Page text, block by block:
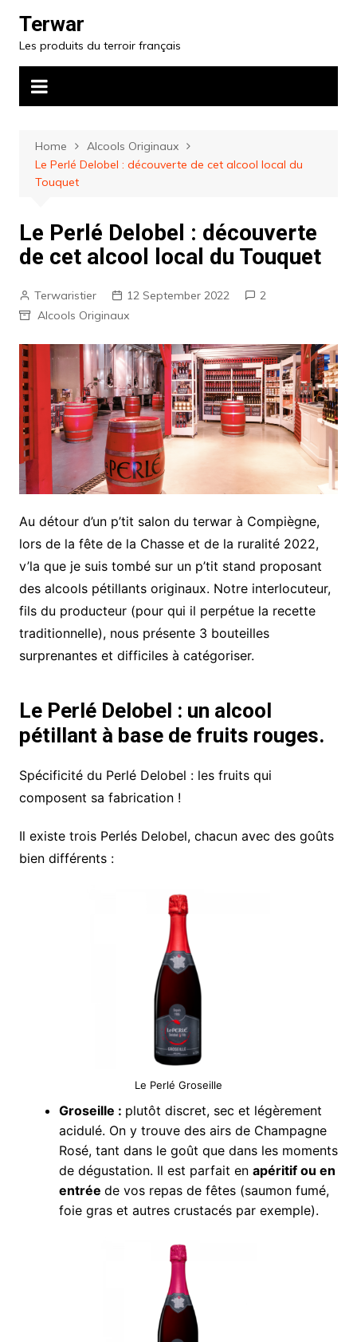
content
Terwar
Les produits du terroir français
Home
Alcools Originaux
Le Perlé Delobel : découverte de cet alcool local du
Touquet
Le Perlé Delobel : découverte
de cet alcool local du Touquet
Terwaristier 12 September 2022
2
Alcools Originaux
Au détour d’un p’tit salon du terwar à Compiègne,
lors de la fête de la Chasse et de la ruralité 2022,
v’la que je suis tombé sur un p’tit stand proposant
des alcools pétillants originaux. Notre interlocuteur,
fils du producteur (pour qui il perpétue la recette
traditionnelle), nous présente 3 bouteilles
surprenantes et difficiles à catégoriser.
Le Perlé Delobel : un alcool
pétillant à base de fruits rouges.
Spécificité du Perlé Delobel : les fruits qui
composent sa fabrication !
Il existe trois Perlés Delobel, chacun avec des goûts
bien différents :
Le Perlé Groseille
Groseille : plutôt discret, sec et légèrement
acidulé. On y trouve des airs de Champagne
Rosé, tant dans le goût que dans les moments
de dégustation. Il est parfait en apéritif ou en
entrée de vos repas de fêtes (saumon fumé,
foie gras et autres crustacés par exemple).